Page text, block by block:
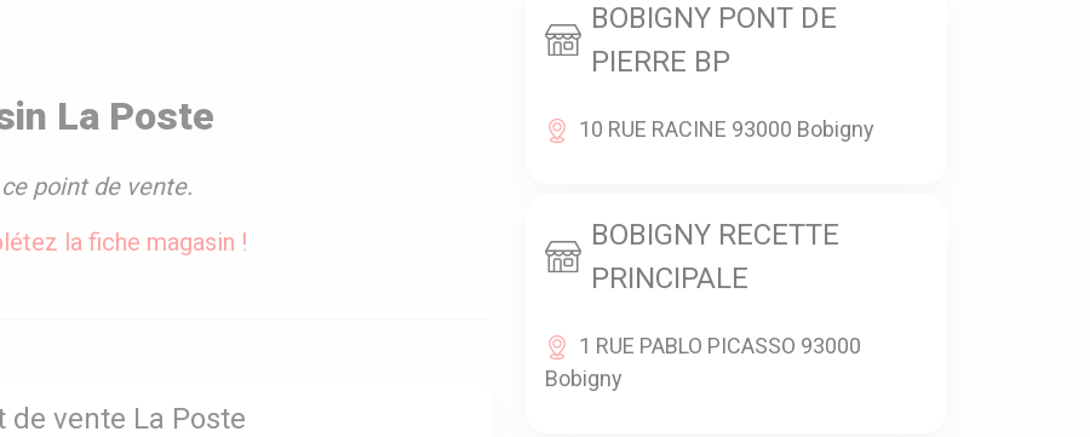
La Poste
point de vente.
la fiche magasin !
vente La Poste
BOBIGNY PONT DE
PIERRE BP
10 RUE RACINE 93000 Bobigny
BOBIGNY RECETTE
PRINCIPALE
1 RUE PABLO PICASSO 93000
Bobigny